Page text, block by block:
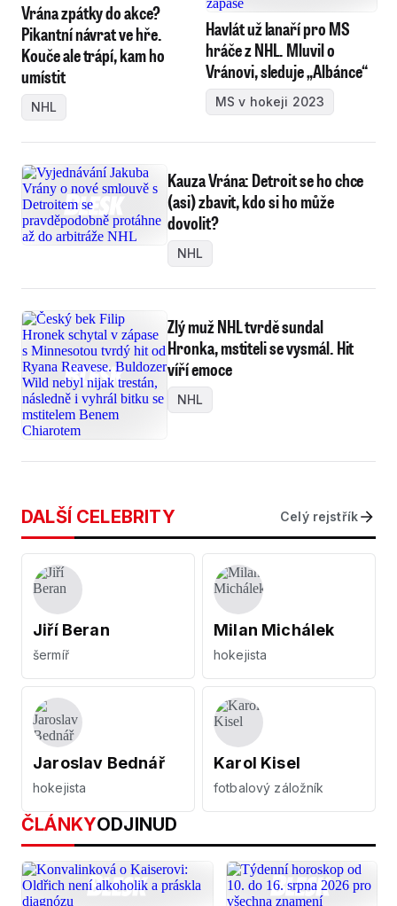
Vrána zpátky do akce?
Pikantní návrat ve hře.
Kouče ale trápí, kam ho
umístit
NHL
Havlát už lanaří pro MS
hráče z NHL. Mluvil o
Vránovi, sleduje „Albánce“
MS v hokeji 2023
Kauza Vrána: Detroit se ho chce
(asi) zbavit, kdo si ho může
dovolit?
NHL
Zlý muž NHL tvrdě sundal
Hronka, mstiteli se vysmál. Hit
víří emoce
NHL
DALŠÍ CELEBRITY Celý rejstřík
Jiří Beran
šermíř
Milan Michálek
hokejista
Jaroslav Bednář
hokejista
Karol Kisel
fotbalový záložník
ČLÁNKYODJINUD